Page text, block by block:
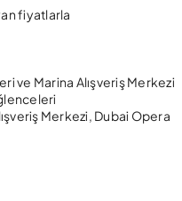
fiyatlarla
ve Marina Alışveriş Merkezi
Merkezi, Dubai Opera